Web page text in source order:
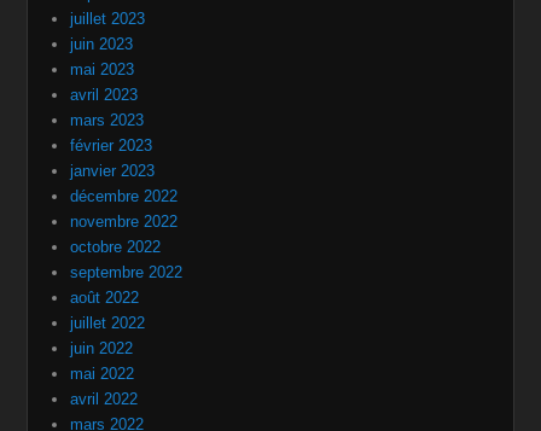
juillet 2023
juin 2023
mai 2023
avril 2023
mars 2023
février 2023
janvier 2023
décembre 2022
novembre 2022
octobre 2022
septembre 2022
août 2022
juillet 2022
juin 2022
mai 2022
avril 2022
mars 2022